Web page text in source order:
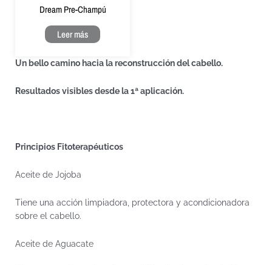
Dream Pre-Champú
Leer más
Un bello camino hacia la reconstrucción del cabello.
Resultados visibles desde la 1ª aplicación.
Principios Fitoterapéuticos
Aceite de Jojoba
Tiene una acción limpiadora, protectora y acondicionadora
sobre el cabello.
Aceite de Aguacate